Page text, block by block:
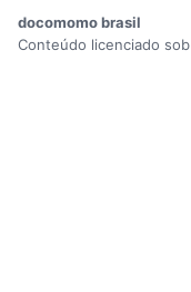
docomomo brasil
Conteúdo licenciado sob